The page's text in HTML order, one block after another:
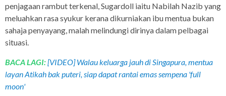
penjagaan rambut terkenal, Sugardoll iaitu Nabilah Nazib yang
meluahkan rasa syukur kerana dikurniakan ibu mentua bukan
sahaja penyayang, malah melindungi dirinya dalam pelbagai
situasi.
BACA LAGI:[VIDEO] Walau keluarga jauh di Singapura, mentua
layan Atikah bak puteri, siap dapat rantai emas sempena 'full
moon'